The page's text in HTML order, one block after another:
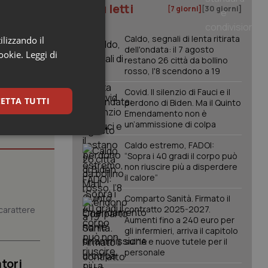
I più letti [7 giorni] [30 giorni]
Caldo, segnali di lenta ritirata
dell'ondata: il 7 agosto
restano 26 città da bollino
rosso, l'8 scendono a 19
Covid. Il silenzio di Fauci e il
perdono di Biden. Ma il Quinto
Emendamento non è
un’ammissione di colpa
Caldo estremo, FADOI:
“Sopra i 40 gradi il corpo può
non riuscire più a disperdere
il calore”
Comparto Sanità. Firmato il
contratto 2025-2027.
Aumenti fino a 240 euro per
gli infermieri, arriva il capitolo
sull'IA e nuove tutele per il
personale
il
Leggi di
TUTTI
sulle pagine